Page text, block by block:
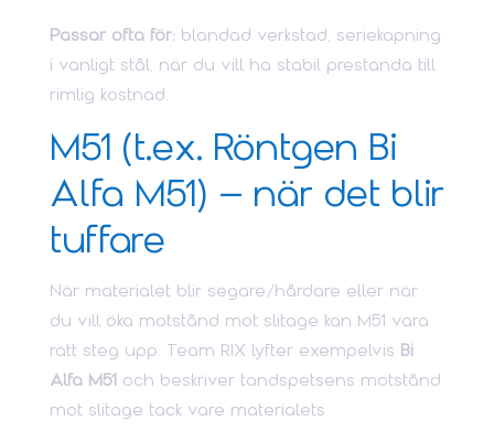
Passar ofta för: blandad verkstad, seriekapning
i vanligt stål, när du vill ha stabil prestanda till
rimlig kostnad.
M51 (t.ex. Röntgen Bi
Alfa M51) – när det blir
tuffare
När materialet blir segare/hårdare eller när
du vill öka motstånd mot slitage kan M51 vara
rätt steg upp. Team RIX lyfter exempelvis Bi
Alfa M51 och beskriver tandspetsens motstånd
mot slitage tack vare materialets